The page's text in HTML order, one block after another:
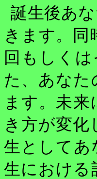
誕生後あ
きます。同
回もしく
た、あなた
ます。未
き方が変
生としてあ
生における